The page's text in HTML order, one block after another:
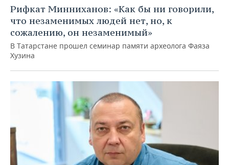
Рифкат Минниханов: «Как бы ни говорили,
что незаменимых людей нет, но, к
сожалению, он незаменимый»
В Татарстане прошел семинар памяти археолога Фаяза
Хузина